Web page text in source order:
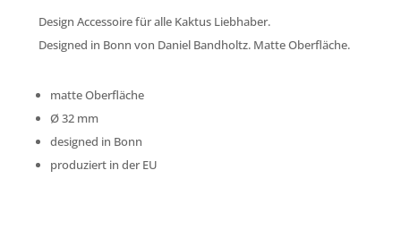
Design Accessoire für alle Kaktus Liebhaber.
Designed in Bonn von Daniel Bandholtz. Matte Oberfläche.
matte Oberfläche
Ø32 mm
designed in Bonn
produziert in der EU